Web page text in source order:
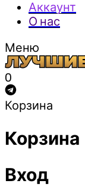
Аккаунт
О нас
Меню
0
Корзина
Корзина
Вход